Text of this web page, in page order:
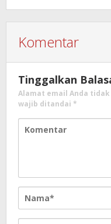
Komentar
Tinggalkan
Alamat email Anda
wajib ditandai *